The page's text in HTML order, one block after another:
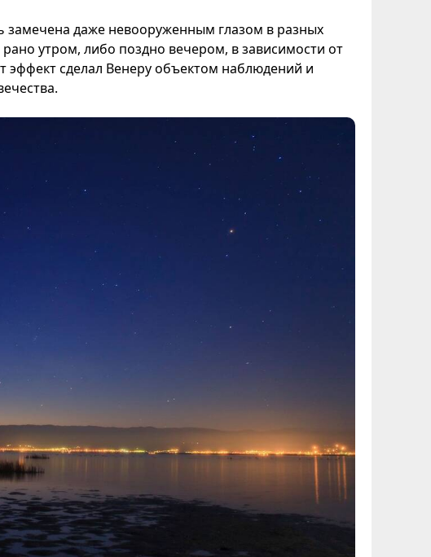
даже невооруженным глазом в разных
утром, либо поздно вечером, в зависимости от
сделал Венеру объектом наблюдений и